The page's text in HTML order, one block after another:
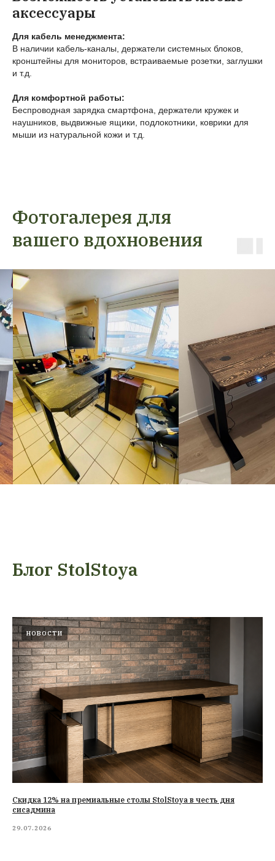
аксессуары
Для кабель менеджмента:
В наличии кабель-каналы, держатели системных блоков,
кронштейны для мониторов, встраиваемые розетки, заглушки
и т.д.
Для комфортной работы:
Беспроводная зарядка смартфона, держатели кружек и
наушников, выдвижные ящики, подлокотники, коврики для
мыши из натуральной кожи и т.д.
Фотогалерея для
вашего вдохновения
Блог StolStoya
НОВОСТИ
Cкидка 12% на премиальные столы StolStoya в честь дня
сисадмина
29.07.2026